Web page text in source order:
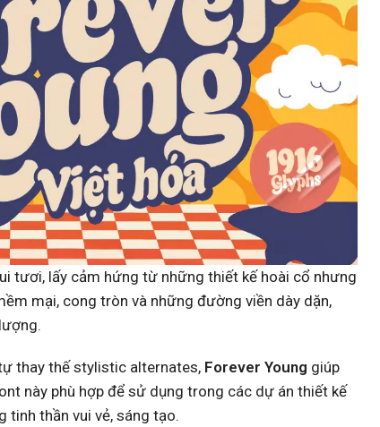
tươi, lấy cảm hứng từ những thiết kế hoài cổ nhưng
mại, cong tròn và những đường viền dày dặn,
thay thế stylistic alternates, Forever Young giúp
này phù hợp để sử dụng trong các dự án thiết kế
tinh thần vui vẻ, sáng tạo.